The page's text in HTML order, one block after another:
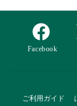
ご利用ガイド